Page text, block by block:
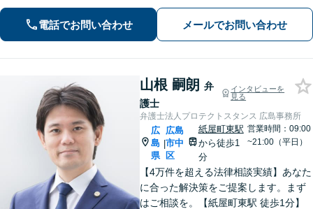
とがありましたら、まずはお気軽にご
相談ください。【出張相談に対応】
電話でお問い合わせ メールでお問い合わせ
山根 嗣朗 弁
護士
インタビューを
見る
弁護士法人プロテクトスタンス 広島事務所
広
島
県
|
広島
市中
区
紙屋町東駅
から徒歩1
分
営業時間：09:00
~21:00（平日）
【4万件を超える法律相談実績】あなた
に合った解決策をご提案します。まず
はご相談を。【紙屋町東駅 徒歩1分】